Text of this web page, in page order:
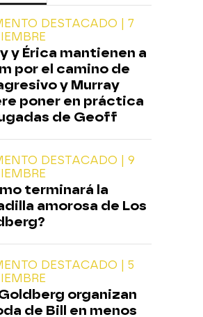
DESTACADO | 7
y Érica mantienen a
por el camino de
y Murray
poner en práctica
de Geoff
DESTACADO | 9
terminará la
amorosa de Los
DESTACADO | 5
organizan
de Bill en menos